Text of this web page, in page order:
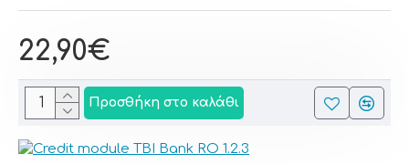
22,90€
Προσθήκη στο καλάθι